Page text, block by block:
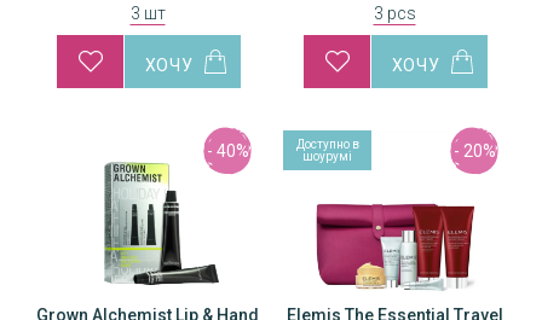
3 шт 3 pcs
Grown Alchemist Lip & Hand
- 40%
Elemis The Essential Travel
- 20%
Доступно в
шоурумі